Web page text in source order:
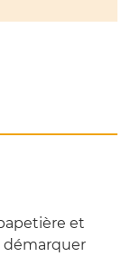
et
démarquer